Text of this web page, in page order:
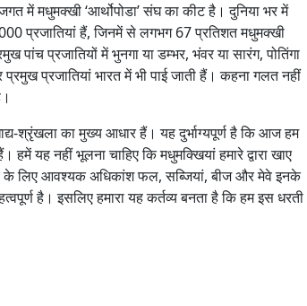
में मधुमक्खी ‘आर्थोपोडा’ संघ का कीट है। दुनिया भर में
प्रजातियां हैं, जिनमें से लगभग 67 प्रतिशत मधुमक्खी
पांच प्रजातियों में भुनगा या डम्भर, भंवर या सारंग, पोतिंगा
प्रजातियां भारत में भी पाई जाती हैं। कहना गलत नहीं
श्रृंखला का मुख्य आधार हैं। यह दुर्भाग्यपूर्ण है कि आज हम
यह नहीं भूलना चाहिए कि मधुमक्खियां हमारे द्वारा खाए
के लिए आवश्यक अधिकांश फल, सब्जियां, बीज और मेवे इनके
है। इसलिए हमारा यह कर्तव्य बनता है कि हम इस धरती